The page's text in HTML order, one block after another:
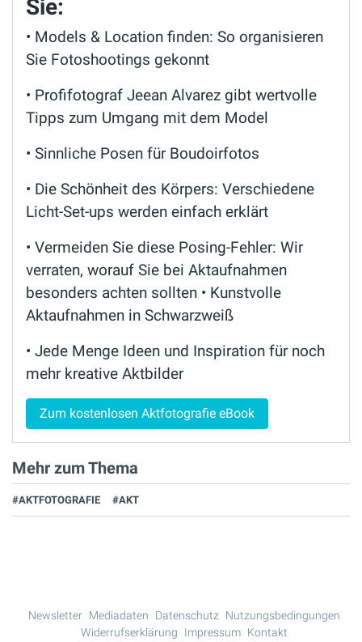
Sie:
• Models & Location finden: So organisieren
Sie Fotoshootings gekonnt
• Profifotograf Jeean Alvarez gibt wertvolle
Tipps zum Umgang mit dem Model
• Sinnliche Posen für Boudoirfotos
• Die Schönheit des Körpers: Verschiedene
Licht-Set-ups werden einfach erklärt
• Vermeiden Sie diese Posing-Fehler: Wir
verraten, worauf Sie bei Aktaufnahmen
besonders achten sollten • Kunstvolle
Aktaufnahmen in Schwarzweiß
• Jede Menge Ideen und Inspiration für noch
mehr kreative Aktbilder
Zum kostenlosen Aktfotografie eBook
Mehr zum Thema
#AKTFOTOGRAFIE #AKT
Newsletter Mediadaten Datenschutz Nutzungsbedingungen
Widerrufserklärung
Impressum Kontakt